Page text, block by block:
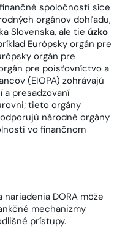
spoločnosti síce
orgánov dohľadu,
Slovenska, ale tie úzko
Európsky orgán pre
orgán pre
pre poisťovníctvo a
(EIOPA) zohrávajú
presadzovaní
tieto orgány
národné orgány
vo finančnom
DORA môže
mechanizmy
prístupy.